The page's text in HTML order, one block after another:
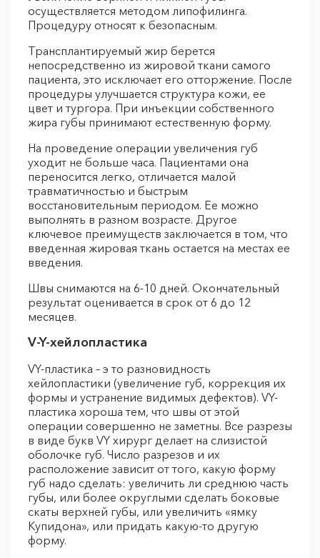
осуществляется методом липофилинга.
Процедуру относят к безопасным.
Трансплантируемый жир берется
непосредственно из жировой ткани самого
пациента, это исключает его отторжение. После
процедуры улучшается структура кожи, ее
цвет и тургора. При инъекции собственного
жира губы принимают естественную форму.
На проведение операции увеличения губ
уходит не больше часа. Пациентами она
переносится легко, отличается малой
травматичностью и быстрым
восстановительным периодом. Ее можно
выполнять в разном возрасте. Другое
ключевое преимуществ заключается в том, что
введенная жировая ткань остается на местах ее
введения.
Швы снимаются на 6-10 дней. Окончательный
результат оценивается в срок от 6 до 12
месяцев.
V-Y-хейлопластика
VY-пластика – э то разновидность
хейлопластики (увеличение губ, коррекция их
формы и устранение видимых дефектов). VY-
пластика хороша тем, что швы от этой
операции совершенно не заметны. Все разрезы
в виде букв VY хирург делает на слизистой
оболочке губ. Число разрезов и их
расположение зависит от того, какую форму
губ надо сделать: увеличить ли среднюю часть
губы, или более округлыми сделать боковые
скаты верхней губы, или увеличить «ямку
Купидона», или придать какую-то другую
форму.